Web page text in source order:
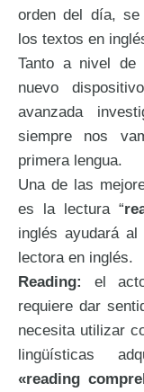
orden del día, se
los textos en
Tanto a nivel de
nuevo
avanzada
siempre nos
primera lengua.
Una de las
es la lectura “
inglés ayudará
lectora en inglés.
Reading: el
requiere dar
necesita utilizar
lingüísticas
«reading